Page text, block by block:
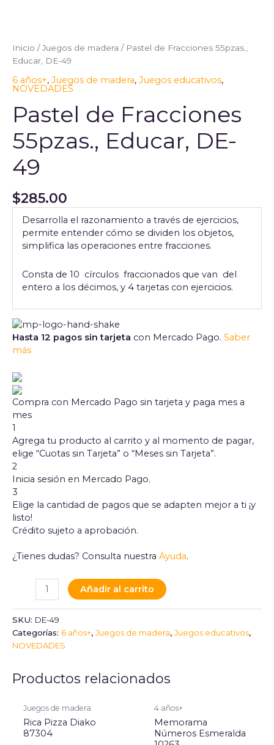
Inicio /Juegos de madera / Pastel de Fracciones 55pzas.,
Educar, DE-49
6 años+, Juegos de madera, Juegos educativos,
NOVEDADES
Pastel de Fracciones
55pzas., Educar, DE-
49
$285.00
Desarrolla el razonamiento a través de ejercicios,
permite entender cómo se dividen los objetos,
simplifica las operaciones entre fracciones.
Consta de 10 círculos fraccionados que van del
entero a los décimos, y 4 tarjetas con ejercicios.
Hasta 12 pagos sin tarjeta con Mercado Pago. Saber
más
Compra con Mercado Pago sin tarjeta y paga mes a
mes
1
Agrega tu producto al carrito y al momento de pagar,
elige “Cuotas sin Tarjeta” o “Meses sin Tarjeta”.
2
Inicia sesión en Mercado Pago.
3
Elige la cantidad de pagos que se adapten mejor a ti ¡y
listo!
Crédito sujeto a aprobación.
¿Tienes dudas? Consulta nuestra Ayuda.
Fracciones
55pzas.,
Educar,
DE-
49
cantidad
Añadir al carrito
SKU: DE-49
Categorías: 6 años+, Juegos de madera, Juegos educativos,
NOVEDADES
Productos relacionados
Juegos de madera
Rica Pizza Diako
87304
4 años+
Memorama
Números Esmeralda